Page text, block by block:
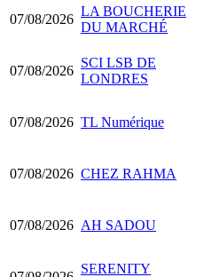
07/08/2026
LA BOUCHERIE
DU MARCHÉ
07/08/2026
SCI LSB DE
LONDRES
07/08/2026 TL Numérique
07/08/2026 CHEZ RAHMA
07/08/2026 AH SADOU
SERENITY